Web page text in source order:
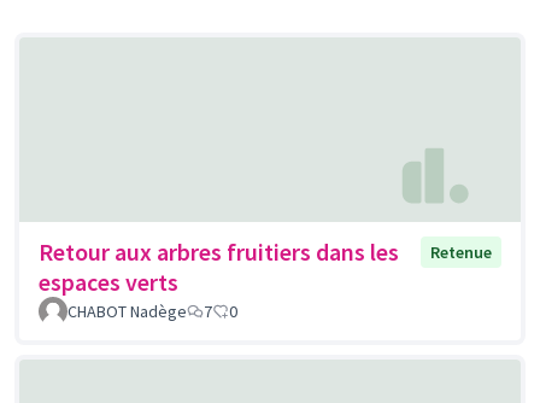
Retour aux arbres fruitiers dans les
espaces verts
Retenue
CHABOT Nadège 7 0